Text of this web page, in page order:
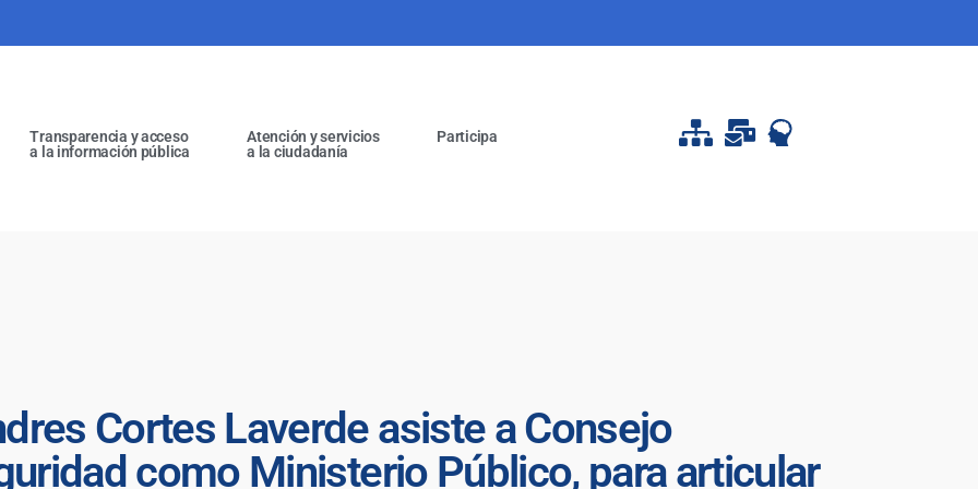
Transparencia y acceso
a la información pública
Atención y servicios
a la ciudadanía
Participa
Cortes Laverde asiste a Consejo
como Ministerio Público, para articular